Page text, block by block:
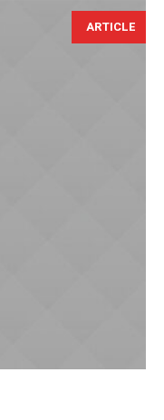
ARTICLE